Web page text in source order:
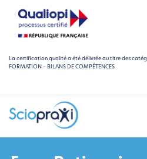
La certification qualité a été délivrée au titre des
FORMATION – BILANS DE COMPÉTENCES